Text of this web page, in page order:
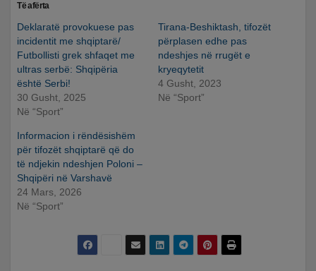
Të afërta
Deklaratë provokuese pas
incidentit me shqiptarë/
Futbollisti grek shfaqet me
ultras serbë: Shqipëria
është Serbi!
30 Gusht, 2025
Në “Sport”
Tirana-Beshiktash, tifozët
përplasen edhe pas
ndeshjes në rrugët e
kryeqytetit
4 Gusht, 2023
Në “Sport”
Informacion i rëndësishëm
për tifozët shqiptarë që do
të ndjekin ndeshjen Poloni –
Shqipëri në Varshavë
24 Mars, 2026
Në “Sport”